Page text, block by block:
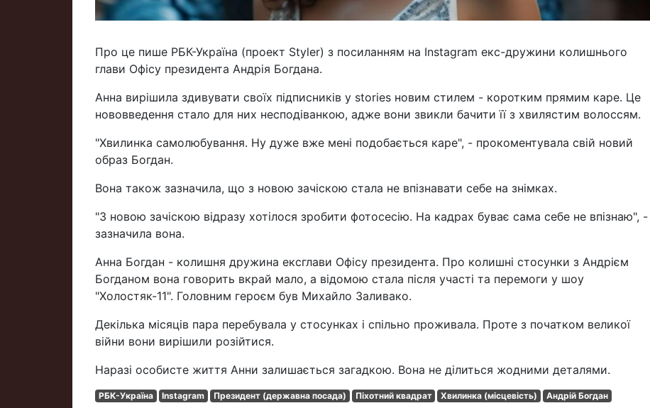
Про це пише РБК-Україна (проект Styler) з посиланням на Instagram екс-дружини колишнього
глави Офісу президента Андрія Богдана.
Анна вирішила здивувати своїх підписників у stories новим стилем - коротким прямим каре. Це
нововведення стало для них несподіванкою, адже вони звикли бачити її з хвилястим волоссям.
"Хвилинка самолюбування. Ну дуже вже мені подобається каре", - прокоментувала свій новий
образ Богдан.
Вона також зазначила, що з новою зачіскою стала не впізнавати себе на знімках.
"З новою зачіскою відразу хотілося зробити фотосесію. На кадрах буває сама себе не впізнаю", -
зазначила вона.
Анна Богдан - колишня дружина ексглави Офісу президента. Про колишні стосунки з Андрієм
Богданом вона говорить вкрай мало, а відомою стала після участі та перемоги у шоу
"Холостяк-11". Головним героєм був Михайло Заливако.
Декілька місяців пара перебувала у стосунках і спільно проживала. Проте з початком великої
війни вони вирішили розійтися.
Наразі особисте життя Анни залишається загадкою. Вона не ділиться жодними деталями.
РБК-Україна Instagram Президент (державна посада) Піхотний квадрат Хвилинка (місцевість) Андрій Богдан